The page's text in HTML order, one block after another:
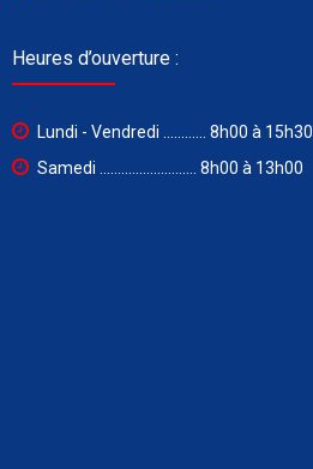
Heures d’ouverture :
Lundi - Vendredi ............ 8h00 à 15h30
Samedi ........................... 8h00 à 13h00